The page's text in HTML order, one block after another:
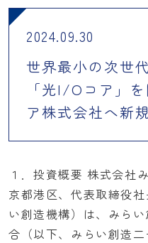
2024.09.30
世界最小の次世
「光I/Oコア」
ア株式会社へ新
１．投資概要 株式会社
京都港区、代表取締役
い創造機構）は、みら
合（以下、みらい創造